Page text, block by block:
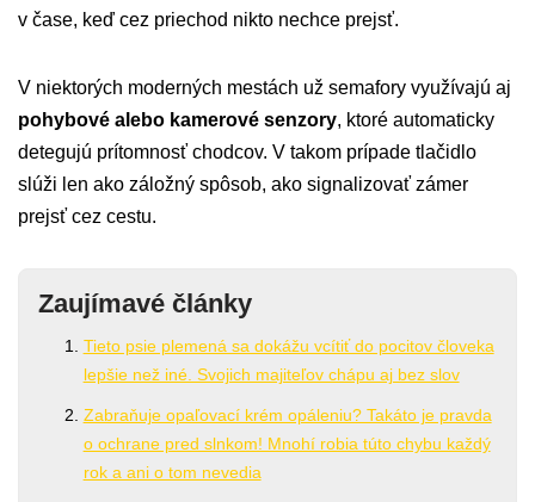
v čase, keď cez priechod nikto nechce prejsť.
V niektorých moderných mestách už semafory využívajú aj
pohybové alebo kamerové senzory, ktoré automaticky
detegujú prítomnosť chodcov. V takom prípade tlačidlo
slúži len ako záložný spôsob, ako signalizovať zámer
prejsť cez cestu.
Zaujímavé články
Tieto psie plemená sa dokážu vcítiť do pocitov človeka
lepšie než iné. Svojich majiteľov chápu aj bez slov
Zabraňuje opaľovací krém opáleniu? Takáto je pravda
o ochrane pred slnkom! Mnohí robia túto chybu každý
rok a ani o tom nevedia